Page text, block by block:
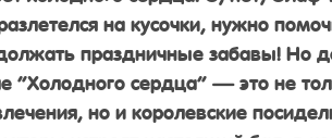
на кусочки, нужно
праздничные забавы! Но
“Холодного сердца” — это не
но и королевские